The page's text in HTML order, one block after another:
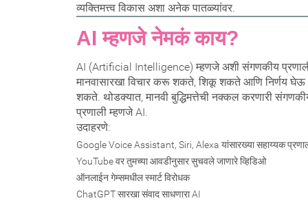
व्यक्तिमत्त्व विकास अशा अनेक पातळ्यांवर.
AI म्हणजे नेमकं काय?
AI (Artificial Intelligence) म्हणजे अशी संगणकीय
मानवासारखा विचार करू शकते, शिकू शकते आणि निर्णय घेऊ
शकते. थोडक्यात, मानवी बुद्धिमत्तेची नक्कल करणारी
प्रणाली म्हणजे AI.
उदाहरणे:
Google Voice Assistant, Siri, Alexa यांसारख्या सहाय्यक
YouTube वर तुमच्या आवडीनुसार सुचवले जाणारे व्हिडिओ
ऑनलाईन गेम्समधील स्मार्ट विरोधक
ChatGPT सारखा संवाद साधणारा AI